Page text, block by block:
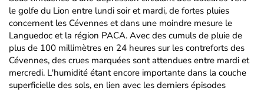
le golfe du Lion entre lundi soir et mardi, de fortes pluies
concernent les Cévennes et dans une moindre mesure le
Languedoc et la région PACA. Avec des cumuls de pluie de
plus de 100 millimètres en 24 heures sur les contreforts des
Cévennes, des crues marquées sont attendues entre mardi et
mercredi. L'humidité étant encore importante dans la couche
superficielle des sols, en lien avec les derniers épisodes